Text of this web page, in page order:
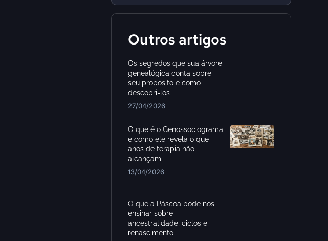
Outros artigos
Os segredos que sua árvore
genealógica conta sobre
seu propósito e como
descobri-los
27/04/2026
O que é o Genossociograma
e como ele revela o que
anos de terapia não
alcançam
13/04/2026
O que a Páscoa pode nos
ensinar sobre
ancestralidade, ciclos e
renascimento